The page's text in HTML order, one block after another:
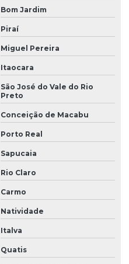
Bom Jardim
Piraí
Miguel Pereira
Itaocara
São José do Vale do Rio
Preto
Conceição de Macabu
Porto Real
Sapucaia
Rio Claro
Carmo
Natividade
Italva
Quatis